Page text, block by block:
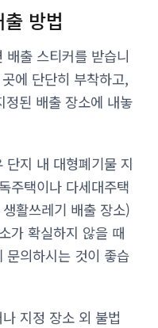
방법
배출 스티커를 받습니
에 단단히 부착하고,
된 배출 장소에 내놓
단지 내 대형폐기물 지
주택이나 다세대주택
활쓰레기 배출 장소)
가 확실하지 않을 때
문의하시는 것이 좋습
지정 장소 외 불법